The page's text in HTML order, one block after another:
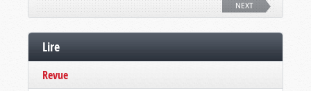
NEXT
Lire
Revue